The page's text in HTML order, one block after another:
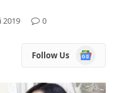
2019 0
Follow Us
Google
News